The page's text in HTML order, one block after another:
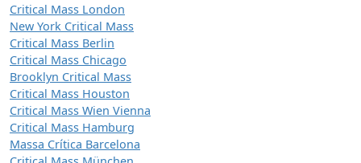
Critical Mass London
New York Critical Mass
Critical Mass Berlin
Critical Mass Chicago
Brooklyn Critical Mass
Critical Mass Houston
Critical Mass Wien Vienna
Critical Mass Hamburg
Massa Crítica Barcelona